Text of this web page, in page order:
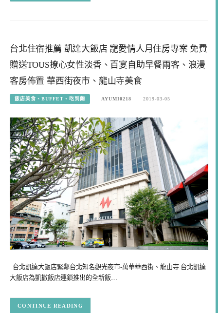
台北住宿推薦 凱達大飯店 寵愛情人月住房專案 免費
贈送TOUS撩心女性淡香、百宴自助早餐兩客、浪漫
客房佈置 華西街夜市、龍山寺美食
飯店美食、BUFFET、吃到飽 AYUMI0218 2019-03-05
台北凱達大飯店緊鄰台北知名觀光夜市-萬華華西街、龍山寺 台北凱達
大飯店為凱撒飯店連鎖推出的全新飯…
CONTINUE READING